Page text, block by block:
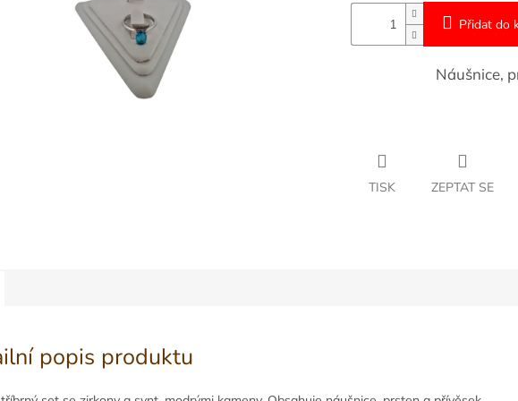
Přidat do
Náušnice,
TISK ZEPTAT SE
popis produktu